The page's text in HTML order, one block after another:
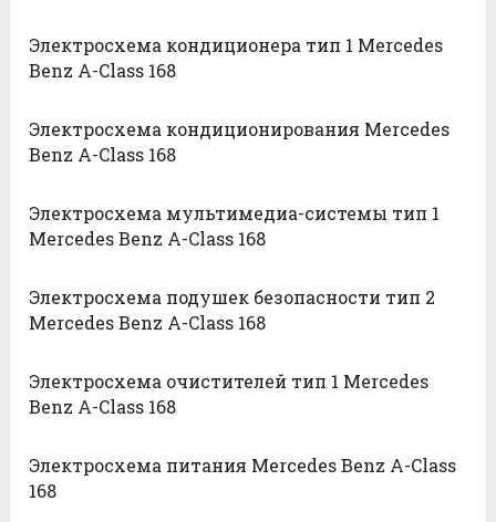
Электросхема кондиционера тип 1 Mercedes
Benz A-Class 168
Электросхема кондиционирования Mercedes
Benz A-Class 168
Электросхема мультимедиа-системы тип 1
Mercedes Benz A-Class 168
Электросхема подушек безопасности тип 2
Mercedes Benz A-Class 168
Электросхема очистителей тип 1 Mercedes
Benz A-Class 168
Электросхема питания Mercedes Benz A-Class
168